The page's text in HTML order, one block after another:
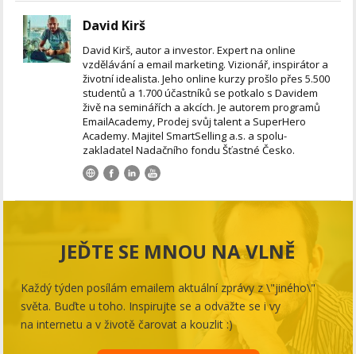
David Kirš
David Kirš, autor a investor. Expert na online
vzdělávání a email marketing. Vizionář, inspirátor a
životní idealista. Jeho online kurzy prošlo přes 5.500
studentů a 1.700 účastníků se potkalo s Davidem
živě na seminářích a akcích. Je autorem programů
EmailAcademy, Prodej svůj talent a SuperHero
Academy. Majitel SmartSelling a.s. a spolu-
zakladatel Nadačního fondu Šťastné Česko.
JEĎTE SE MNOU NA VLNĚ
Každý týden posílám emailem aktuální zprávy z \"jiného\"
světa. Buďte u toho. Inspirujte se a odvažte se i vy
na internetu a v životě čarovat a kouzlit :)